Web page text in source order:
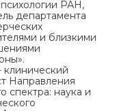
РАН,
департамента
и близкими
клинический
Направления
спектра: наука и